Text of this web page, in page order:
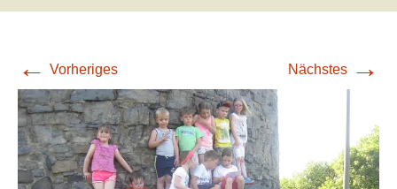
← Vorheriges Nächstes →